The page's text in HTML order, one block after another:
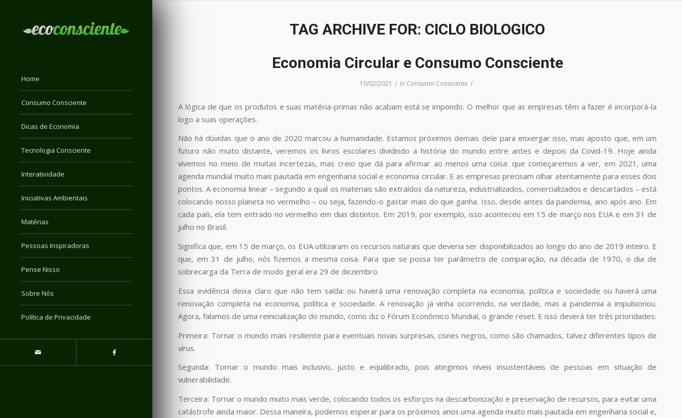
Home
Consumo Consciente
Dicas de Economia
Tecnologia Consciente
Interatividade
Iniciativas Ambientais
Matérias
Pessoas Inspiradoras
Pense Nisso
Sobre Nós
Política de Privacidade
TAG ARCHIVE FOR: CICLO BIOLOGICO
Economia Circular e Consumo Consciente
10/02/2021 / in Consumo Consciente /
A lógica de que os produtos e suas matéria-primas não acabam está se impondo. O melhor que as empresas têm a fazer é incorporá-la
logo a suas operações.
Não há dúvidas que o ano de 2020 marcou a humanidade. Estamos próximos demais dele para enxergar isso, mas aposto que, em um
futuro não muito distante, veremos os livros escolares dividindo a história do mundo entre antes e depois da Covid-19. Hoje ainda
vivemos no meio de muitas incertezas, mas creio que dá para afirmar ao menos uma coisa: que começaremos a ver, em 2021, uma
agenda mundial muito mais pautada em engenharia social e economia circular. E as empresas precisam olhar atentamente para esses dois
pontos. A economia linear – segundo a qual os materiais são extraídos da natureza, industrializados, comercializados e descartados – está
colocando nosso planeta no vermelho – ou seja, fazendo-o gastar mais do que ganha. Isso, desde antes da pandemia, ano após ano. Em
cada país, ela tem entrado no vermelho em dias distintos. Em 2019, por exemplo, isso aconteceu em 15 de março nos EUA e em 31 de
julho no Brasil.
Significa que, em 15 de março, os EUA utilizaram os recursos naturais que deveria ser disponibilizados ao longo do ano de 2019 inteiro. E
que, em 31 de julho, nós fizemos a mesma coisa. Para que se possa ter parâmetro de comparação, na década de 1970, o dia de
sobrecarga da Terra de modo geral era 29 de dezembro.
Essa evidência deixa claro que não tem saída: ou haverá uma renovação completa na economia, política e sociedade ou haverá uma
renovação completa na economia, política e sociedade. A renovação já vinha ocorrendo, na verdade, mas a pandemia a impulsionou.
Agora, falamos de uma reinicialização do mundo, como diz o Fórum Econômico Mundial, o grande reset. E isso deverá ter três prioridades:
Primeira: Tornar o mundo mais resiliente para eventuais novas surpresas, cisnes negros, como são chamados, talvez diferentes tipos de
vírus.
Segunda: Tornar o mundo mais inclusivo, justo e equilibrado, pois atingimos níveis insustentáveis de pessoas em situação de
vulnerabilidade.
Terceira: Tornar o mundo muito mais verde, colocando todos os esforços na descarbonização e preservação de recursos, para evitar uma
catástrofe ainda maior. Dessa maneira, podemos esperar para os próximos anos uma agenda muito mais pautada em engenharia social e,